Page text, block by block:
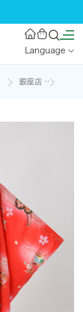
Language
銀座店